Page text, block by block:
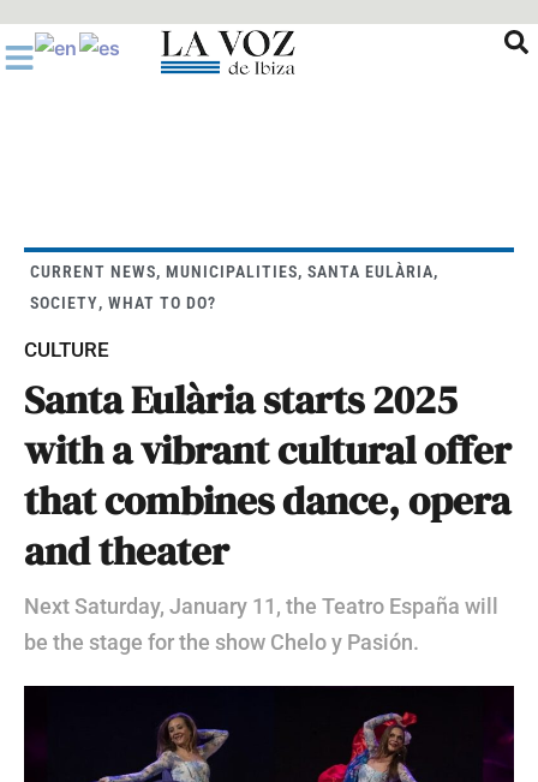
al
contenido
CURRENT NEWS, MUNICIPALITIES, SANTA EULÀRIA,
SOCIETY, WHAT TO DO?
CULTURE
Santa Eulària starts 2025
with a vibrant cultural offer
that combines dance, opera
and theater
Next Saturday, January 11, the Teatro España will
be the stage for the show Chelo y Pasión.